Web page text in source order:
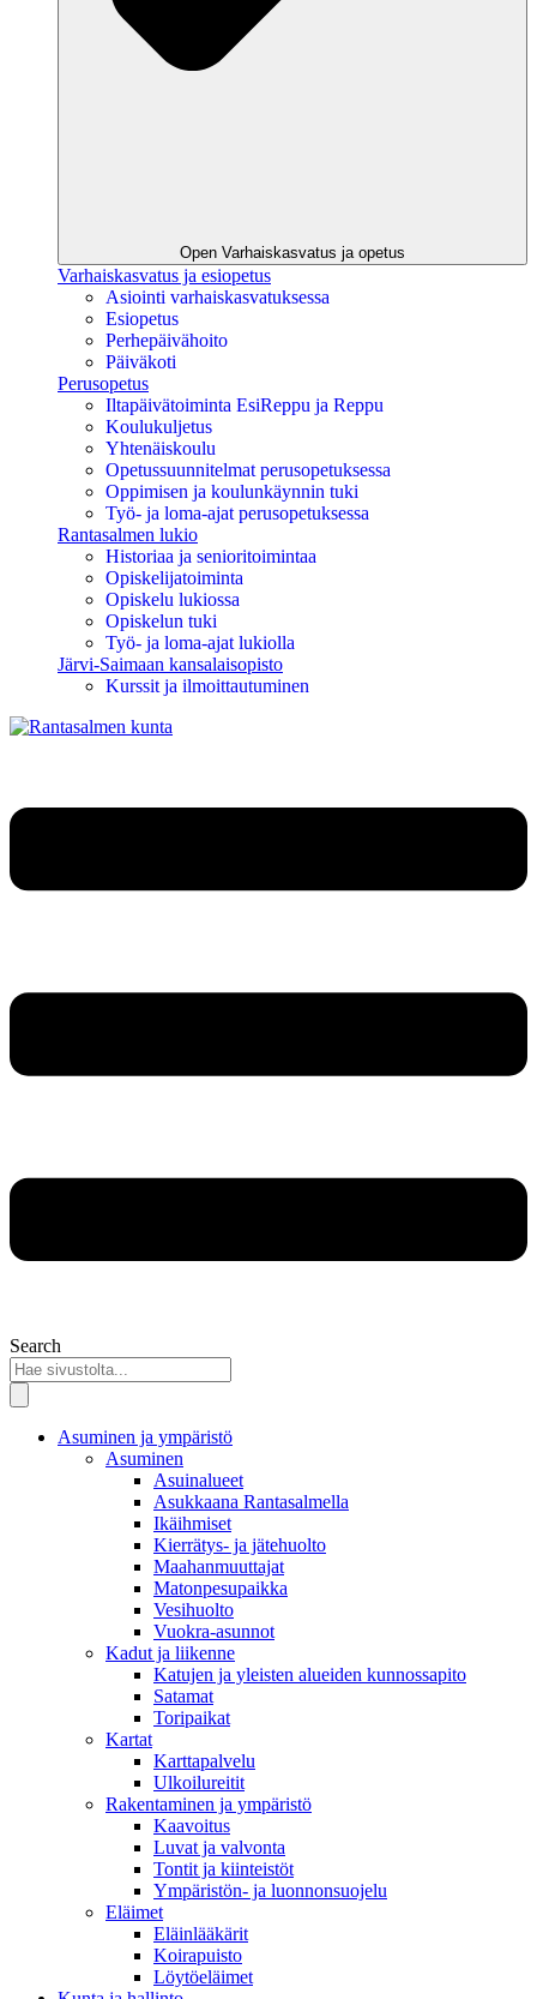
Open Varhaiskasvatus ja opetus
Varhaiskasvatus ja esiopetus
Asiointi varhaiskasvatuksessa
Esiopetus
Perhepäivähoito
Päiväkoti
Perusopetus
Iltapäivätoiminta EsiReppu ja Reppu
Koulukuljetus
Yhtenäiskoulu
Opetussuunnitelmat perusopetuksessa
Oppimisen ja koulunkäynnin tuki
Työ- ja loma-ajat perusopetuksessa
Rantasalmen lukio
Historiaa ja senioritoimintaa
Opiskelijatoiminta
Opiskelu lukiossa
Opiskelun tuki
Työ- ja loma-ajat lukiolla
Järvi-Saimaan kansalaisopisto
Kurssit ja ilmoittautuminen
Search
Asuminen ja ympäristö
Asuminen
Asuinalueet
Asukkaana Rantasalmella
Ikäihmiset
Kierrätys- ja jätehuolto
Maahanmuuttajat
Matonpesupaikka
Vesihuolto
Vuokra-asunnot
Kadut ja liikenne
Katujen ja yleisten alueiden kunnossapito
Satamat
Toripaikat
Kartat
Karttapalvelu
Ulkoilureitit
Rakentaminen ja ympäristö
Kaavoitus
Luvat ja valvonta
Tontit ja kiinteistöt
Ympäristön- ja luonnonsuojelu
Eläimet
Eläinlääkärit
Koirapuisto
Löytöeläimet